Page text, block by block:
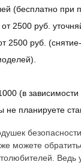
(бесплатно при
2500 руб.
руб. (снятие-
(в зависимости
не планируете
можете
Ведь